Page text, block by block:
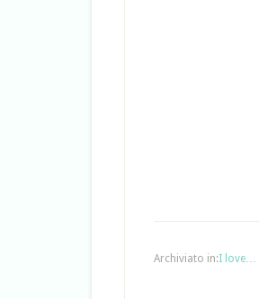
Archiviato in:I love…